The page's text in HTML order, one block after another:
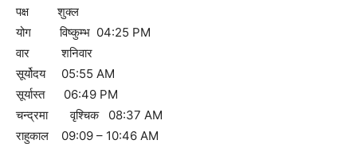
पक्ष शुक्ल
योग विष्कुम्भ 04:25 PM
वार शनिवार
सूर्योदय 05:55 AM
सूर्यास्त 06:49 PM
चन्द्रमा वृश्चिक 08:37 AM
राहुकाल 09:09 – 10:46 AM